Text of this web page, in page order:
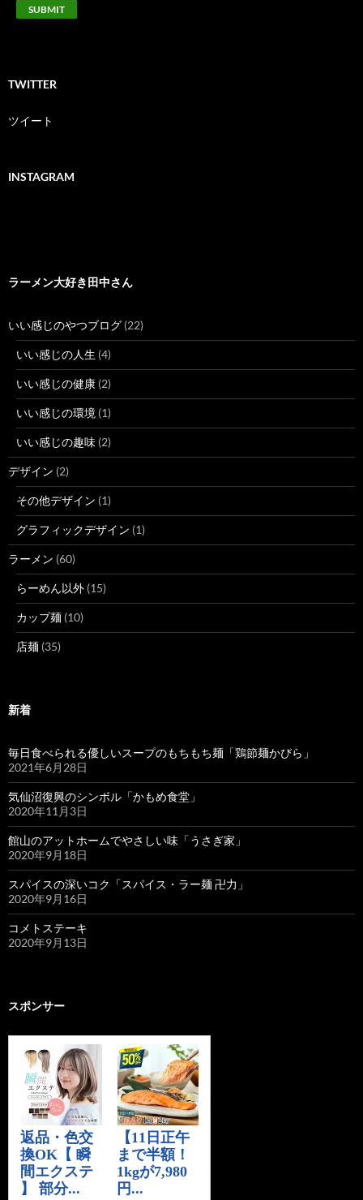
TWITTER
ツイート
INSTAGRAM
ラーメン大好き田中さん
いい感じのやつブログ (22)
いい感じの人生 (4)
いい感じの健康 (2)
いい感じの環境 (1)
いい感じの趣味 (2)
デザイン (2)
その他デザイン (1)
グラフィックデザイン (1)
ラーメン (60)
らーめん以外 (15)
カップ麺 (10)
店麺 (35)
新着
毎日食べられる優しいスープのもちもち麺「鶏節麺かびら」
2021年6月28日
気仙沼復興のシンボル「かもめ食堂」
2020年11月3日
館山のアットホームでやさしい味「うさぎ家」
2020年9月18日
スパイスの深いコク「スパイス・ラー麺 卍力」
2020年9月16日
コメトステーキ
2020年9月13日
スポンサー